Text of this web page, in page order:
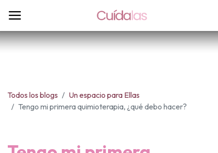
Todos los blogs
Un espacio para Ellas
Tengo mi primera quimioterapia, ¿qué debo hacer?